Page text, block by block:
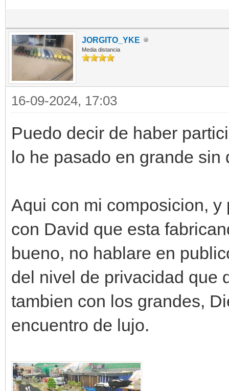
JORGITO_YKE
Media distancia
16-09-2024, 17:03
Puedo decir de haber
lo he pasado en grande sin
Aqui con mi composicion,
con David que esta
bueno, no hablare en
del nivel de privacidad que
tambien con los grandes,
encuentro de lujo.